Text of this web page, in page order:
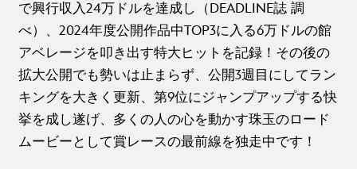
で興行収入24万ドルを達成し（DEADLINE誌 調
べ）、2024年度公開作品中TOP3に入る6万ドルの館
アベレージを叩き出す特大ヒットを記録！その後の
拡大公開でも勢いは止まらず、公開3週目にしてラン
キングを大きく更新、第9位にジャンプアップする快
挙を成し遂げ、多くの人の心を動かす珠玉のロード
ムービーとして賞レースの最前線を独走中です！